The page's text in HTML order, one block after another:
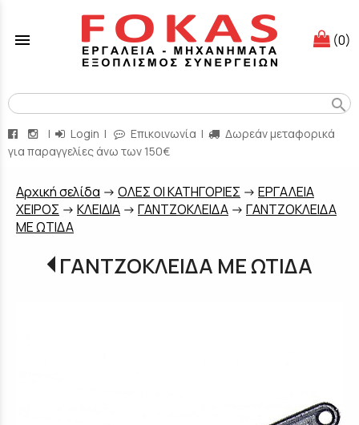
menu (0)
search
| Login | Επικοινωνία |
Δωρεάν μεταφορικά
για παραγγελίες άνω των 150€
Aρχική σελίδα -> ΟΛΕΣ ΟΙ ΚΑΤΗΓΟΡΙΕΣ -> ΕΡΓΑΛΕΙΑ
ΧΕΙΡΟΣ -> ΚΛΕΙΔΙΑ -> ΓΑΝΤΖΟΚΛΕΙΔΑ -> ΓΑΝΤΖΟΚΛΕΙΔΑ
ΜΕ ΩΤΙΔΑ
ΓΑΝΤΖΟΚΛΕΙΔΑ ΜΕ ΩΤΙΔΑ